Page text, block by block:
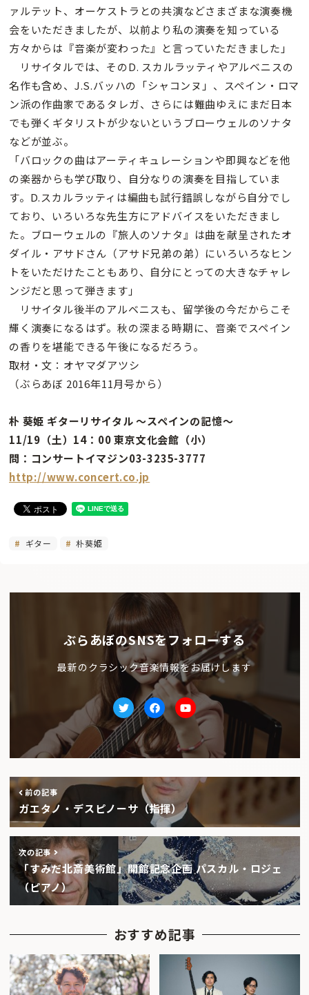
ァルテット、オーケストラとの共演などさまざまな演奏機
会をいただきましたが、以前より私の演奏を知っている
方々からは『音楽が変わった』と言っていただきました」
リサイタルでは、そのD. スカルラッティやアルベニスの
名作も含め、J.S.バッハの「シャコンヌ」、スペイン・ロマ
ン派の作曲家であるタレガ、さらには難曲ゆえにまだ日本
でも弾くギタリストが少ないというブローウェルのソナタ
などが並ぶ。
「バロックの曲はアーティキュレーションや即興などを他
の楽器からも学び取り、自分なりの演奏を目指していま
す。D.スカルラッティは編曲も試行錯誤しながら自分でし
ており、いろいろな先生方にアドバイスをいただきまし
た。ブローウェルの『旅人のソナタ』は曲を献呈されたオ
ダイル・アサドさん（アサド兄弟の弟）にいろいろなヒン
トをいただけたこともあり、自分にとっての大きなチャレ
ンジだと思って弾きます」
リサイタル後半のアルベニスも、留学後の今だからこそ
輝く演奏になるはず。秋の深まる時期に、音楽でスペイン
の香りを堪能できる午後になるだろう。
取材・文：オヤマダアツシ
（ぶらあぼ 2016年11月号から）
朴 葵姫 ギターリサイタル 〜スペインの記憶〜
11/19（土）14：00 東京文化会館（小）
問：コンサートイマジン03-3235-3777
http://www.concert.co.jp
ギター 朴葵姫
ぶらあぼのSNSをフォローする
最新のクラシック音楽情報をお届けします
TwitterfacebookYoutube
前の記事
ガエタノ・デスピノーサ（指揮）
次の記事
「すみだ北斎美術館」開館記念企画 パスカル・ロジェ
（ピアノ）
おすすめ記事